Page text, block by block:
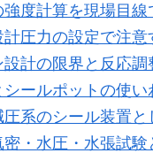
度計算を現場目線
計圧力の設定で注意
設計の限界と反応
ールポットの使い
圧系のシール装置
密・水圧・水張試